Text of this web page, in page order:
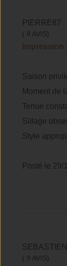
PIERRE87
( 8 AVIS)
Impression
Saison
Moment de
Tenue
Sillage
Style
Posté le 29/
( 9 AVIS)